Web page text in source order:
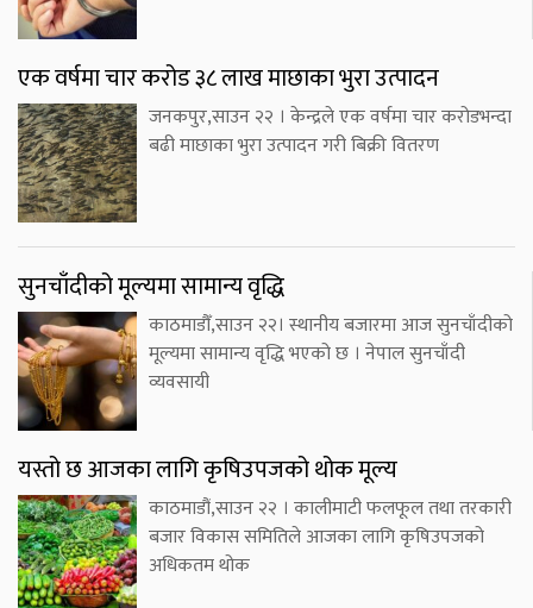
एक वर्षमा चार करोड ३८ लाख माछाका भुरा उत्पादन
जनकपुर,साउन २२ । केन्द्रले एक वर्षमा चार करोडभन्दा
बढी माछाका भुरा उत्पादन गरी बिक्री वितरण
सुनचाँदीको मूल्यमा सामान्य वृद्धि
काठमाडौँ,साउन २२। स्थानीय बजारमा आज सुनचाँदीको
मूल्यमा सामान्य वृद्धि भएको छ । नेपाल सुनचाँदी
व्यवसायी
यस्तो छ आजका लागि कृषिउपजको थोक मूल्य
काठमाडौं,साउन २२ । कालीमाटी फलफूल तथा तरकारी
बजार विकास समितिले आजका लागि कृषिउपजको
अधिकतम थोक